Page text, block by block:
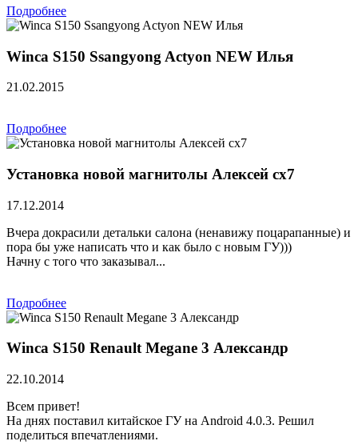
Подробнее
Winca S150 Ssangyong Actyon NEW Илья
21.02.2015
Подробнее
Установка новой магнитолы Алексей сх7
17.12.2014
Вчера докрасили детальки салона (ненавижу поцарапанные) и
пора бы уже написать что и как было с новым ГУ)))
Начну с того что заказывал...
Подробнее
Winca S150 Renault Megane 3 Александр
22.10.2014
Всем привет!
На днях поставил китайское ГУ на Android 4.0.3. Решил
поделиться впечатлениями.